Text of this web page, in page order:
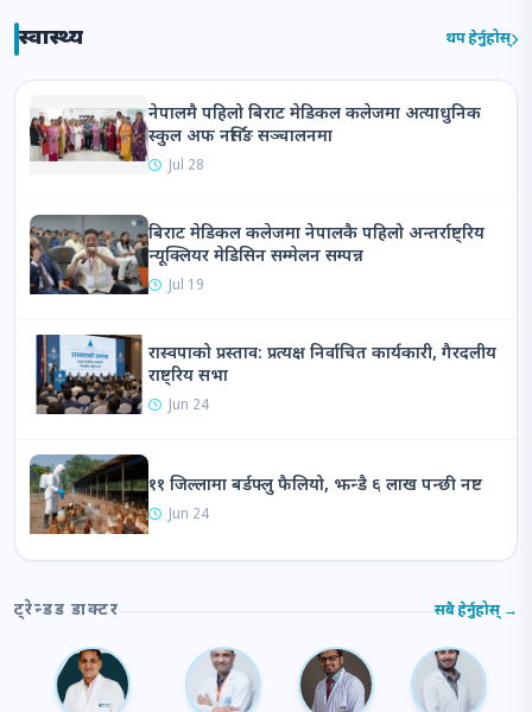
स्वास्थ्य थप हेर्नुहोस्
बिराट क्यान्सर
इन्स्टिच्युटमा पूर्वी
पटक फोक्सोको
क्यान्सर शल्यक्रिया
सेवा सुरु
टिचिङ हस्पिटल अन्तर्गतको बिराट
क्यान्सर इन्स्टिच्युटले पूर्वी नेपालमै
पहिलो पटक थोरासिक अन्क…
2026 Aug 3
नेपालमै पहिलो बिराट मेडिकल कलेजमा अत्याधुनिक
स्कुल अफ नर्सिङ सञ्चालनमा
Jul 28
बिराट मेडिकल कलेजमा नेपालकै पहिलो अन्तर्राष्ट्रिय
न्यूक्लियर मेडिसिन सम्मेलन सम्पन्न
Jul 19
रास्वपाको प्रस्ताव: प्रत्यक्ष निर्वाचित कार्यकारी, गैरदलीय
राष्ट्रिय सभा
Jun 24
११ जिल्लामा बर्डफ्लु फैलियो, झन्डै ६ लाख पन्छी नष्ट
Jun 24
ट्रेन्डड डाक्टर सबै हेर्नुहोस् →